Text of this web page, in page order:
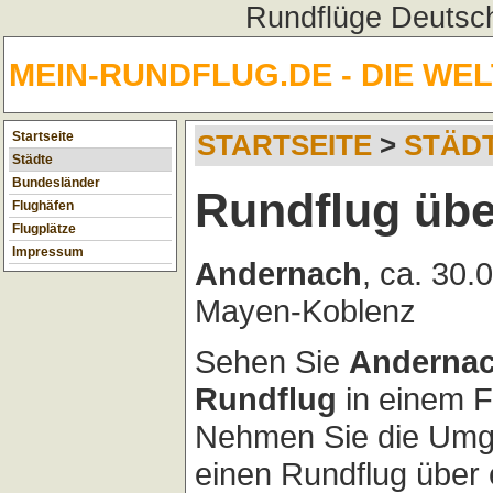
Rundflüge
MEIN-RUNDFLUG.DE - DIE
Startseite
Städte
Bundesländer
Flughäfen
Flugplätze
Impressum
STARTSEITE >
Rundflug
Andernach, ca.
Mayen-Koblenz
Sehen Sie
Rundflug in einem
Nehmen Sie die
einen Rundflug